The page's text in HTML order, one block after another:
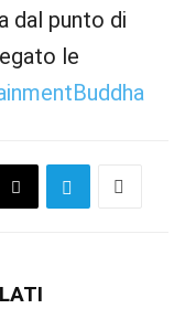
dal punto di
le